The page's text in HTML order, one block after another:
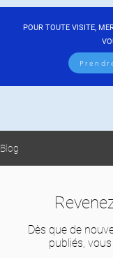
POUR TOUTE VISITE,
Blog
Dès que de
publiés,